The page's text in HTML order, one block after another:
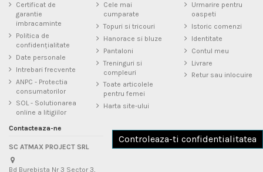
Certificat de
garantie
imbracaminte
Politica de
confidențialitate
Date personale
Intrebari frecvente
ANPC - Protectia
consumatorilor
SOL - Solutionarea
online a litigiilor
Cele mai
cumparate
Topuri si tricouri
Hanorace si bluze
Pantaloni
Treninguri si
compleuri
Toate articolele
pentru femei
Harta site-ului
Urmarire pentru
oaspeti
Istoric comenzi
Identitate
Contul meu
Livrare
Retur sau inlocuire
Contacteaza-ne
SC ATMAX PROJECT SRL
Bd Burebista Nr 3 Sector 3,
Controleaza-ti confidentialitatea